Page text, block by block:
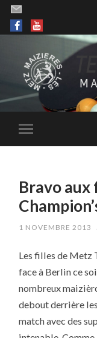
Bravo aux
1 NOVEMBRE 2013
Les filles de Metz
face à Berlin ce
nombreux
debout derrière
match avec des